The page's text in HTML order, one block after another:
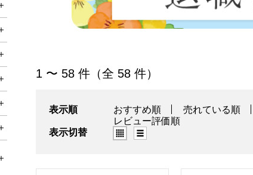
「雑貨」の商品一覧
1 〜 58 件（全 58 件）
表示順 おすすめ順 売れている順
レビュー評価順
表示切替
グリッド表示（タイル表示）
詳細を開く
詳細を開く
詳細を開く
詳細を開く
詳細を開く
詳細を開く
詳細を開く